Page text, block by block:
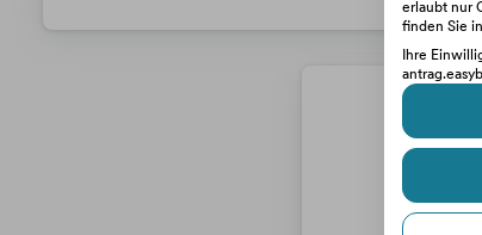
erlaubt nur
finden Sie
Ihre